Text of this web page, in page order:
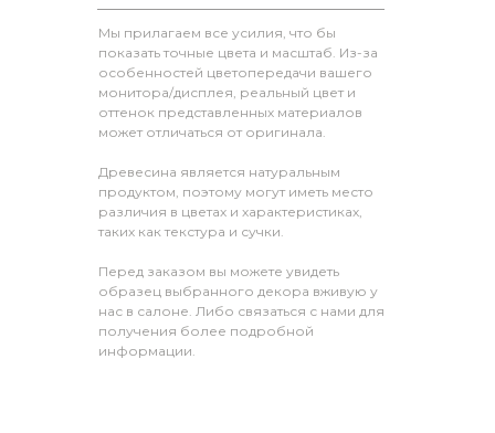
Мы прилагаем все усилия, что бы
показать точные цвета и масштаб. Из-за
особенностей цветопередачи вашего
монитора/дисплея, реальный цвет и
оттенок представленных материалов
может отличаться от оригинала.
Древесина является натуральным
продуктом, поэтому могут иметь место
различия в цветах и характеристиках,
таких как текстура и сучки.
Перед заказом вы можете увидеть
образец выбранного декора вживую у
нас в салоне. Либо связаться с нами для
получения более подробной
информации.